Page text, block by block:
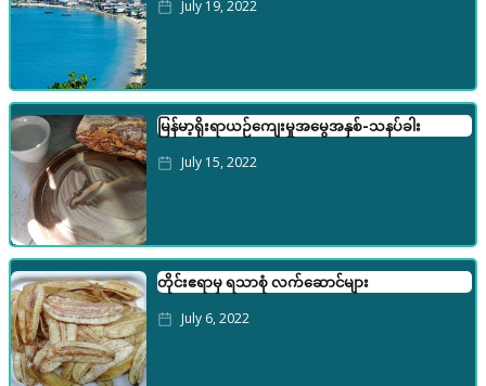
July 19, 2022
မြန်မာ့ရိုးရာယဉ်ကျေးမှုအမွေအနှစ်-သနပ်ခါး
July 15, 2022
တိုင်းဧရာမှ ရသာစုံ လက်ဆောင်များ
July 6, 2022